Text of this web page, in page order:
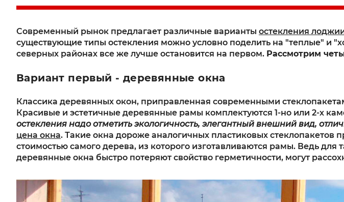
Современный рынок предлагает различные варианты остекления
существующие типы остекления можно условно поделить на "теплые" и
северных районах все же лучше остановится на первом. Рассмотрим
Вариант первый - деревянные окна
Классика деревянных окон, приправленная современными
Красивые и эстетичные деревянные рамы комплектуются 1-но или 2-х
остекления надо отметить экологичность, элегантный внешний вид,
цена окна. Такие окна дороже аналогичных пластиковых стеклопакетов
стоимостью самого дерева, из которого изготавливаются рамы. Ведь
деревянные окна быстро потеряют свойство герметичности, могут